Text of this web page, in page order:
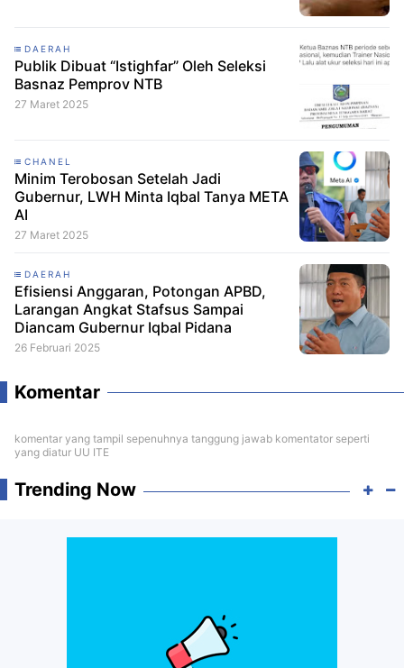
DAERAH
Publik Dibuat “Istighfar” Oleh Seleksi
Basnaz Pemprov NTB
27 Maret 2025
CHANEL
Minim Terobosan Setelah Jadi
Gubernur, LWH Minta Iqbal Tanya META
AI
27 Maret 2025
DAERAH
Efisiensi Anggaran, Potongan APBD,
Larangan Angkat Stafsus Sampai
Diancam Gubernur Iqbal Pidana
26 Februari 2025
Komentar
komentar yang tampil sepenuhnya tanggung jawab komentator seperti
yang diatur UU ITE
Trending Now